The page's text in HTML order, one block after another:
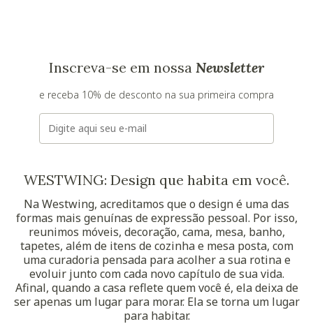
Inscreva-se em nossa Newsletter
e receba 10% de desconto na sua primeira compra
E-mail
WESTWING: Design que habita em você.
Na Westwing, acreditamos que o design é uma das
formas mais genuínas de expressão pessoal. Por isso,
reunimos móveis, decoração, cama, mesa, banho,
tapetes, além de itens de cozinha e mesa posta, com
uma curadoria pensada para acolher a sua rotina e
evoluir junto com cada novo capítulo de sua vida.
Afinal, quando a casa reflete quem você é, ela deixa de
ser apenas um lugar para morar. Ela se torna um lugar
para habitar.